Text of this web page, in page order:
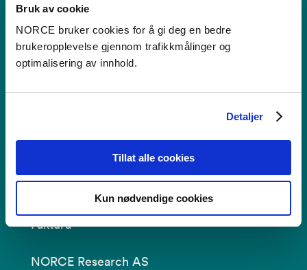
Bruk av cookie
NORCE bruker cookies for å gi deg en bedre
brukeropplevelse gjennom trafikkmålinger og
optimalisering av innhold.
Detaljer
Tillat alle cookies
Kun nødvendige cookies
post@norceresearch.no
Se alle våre lokasjoner
Tilgjengelighetserklæring
Personvern i NORCE
Faktura
NORCE Research AS